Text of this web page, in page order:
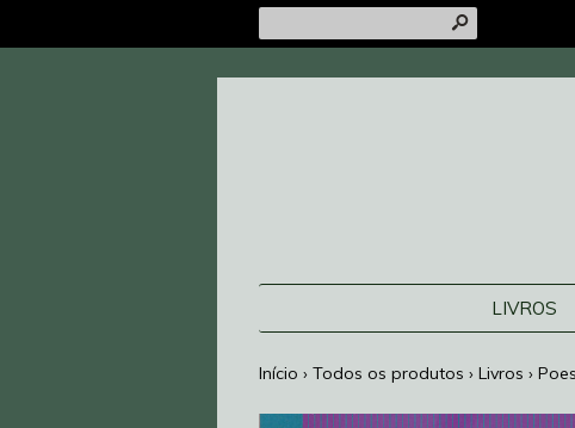
s
LIVROS
Início › Todos os produtos › Livros ›